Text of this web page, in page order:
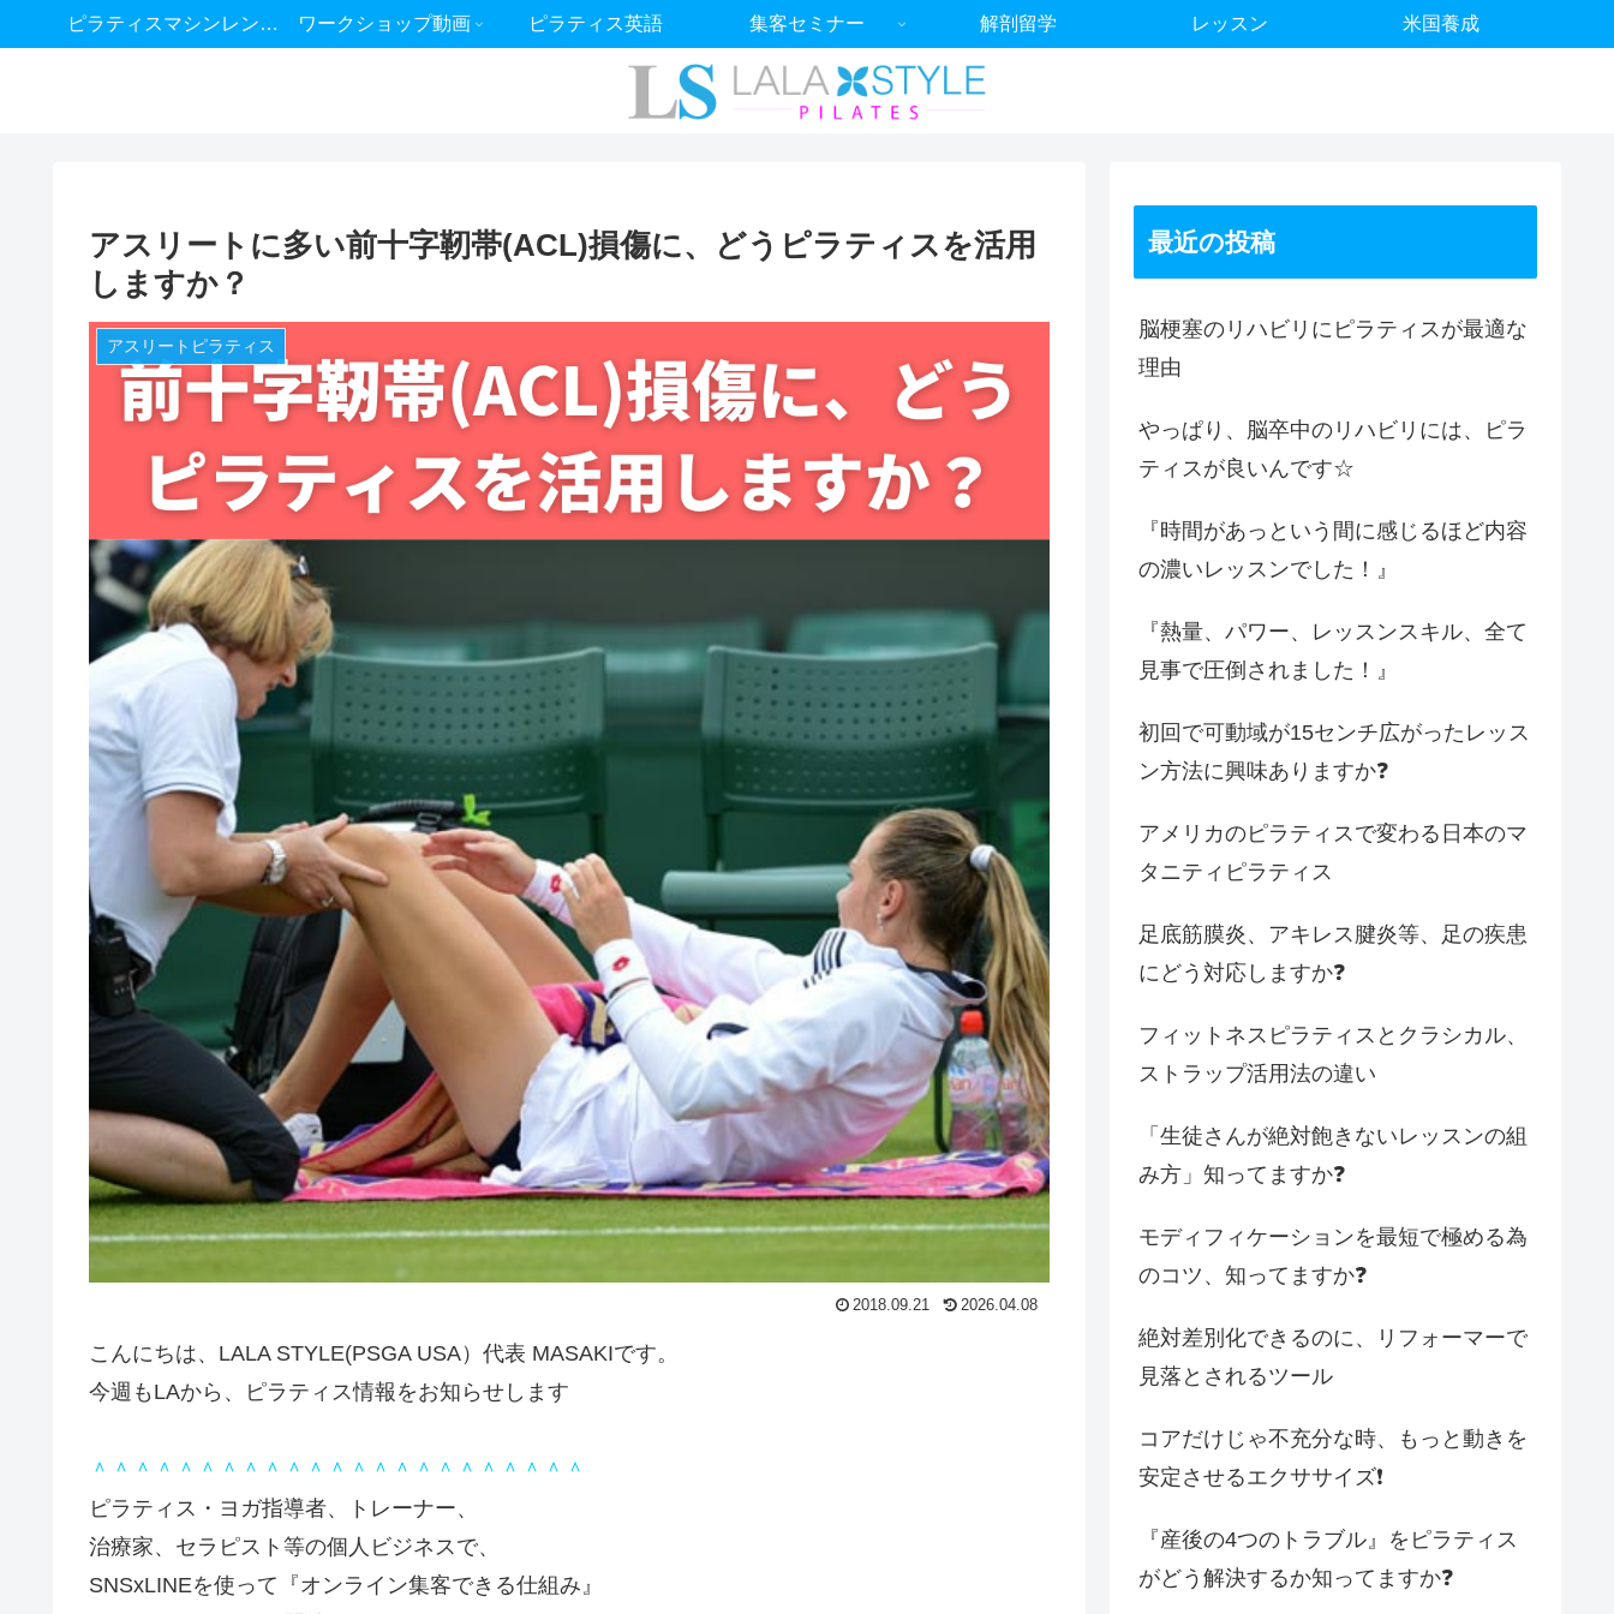
ピラティスマシンレンタル ワークショップ動画 ピラティス英語 集客セミナー 解剖留学 レッスン 米国養成
アスリートに多い前十字靭帯(ACL)損傷に、どうピラティスを活用
しますか？
アスリートピラティス
2018.09.21 2026.04.08
こんにちは、LALA STYLE(PSGA USA）代表 MASAKIです。
今週もLAから、ピラティス情報をお知らせします
＾＾＾＾＾＾＾＾＾＾＾＾＾＾＾＾＾＾＾＾＾＾＾
ピラティス・ヨガ指導者、トレーナー、
治療家、セラピスト等の個人ビジネスで、
SNSxLINEを使って『オンライン集客できる仕組み』
最近の投稿
脳梗塞のリハビリにピラティスが最適な
理由
やっぱり、脳卒中のリハビリには、ピラ
ティスが良いんです☆
『時間があっという間に感じるほど内容
の濃いレッスンでした！』
『熱量、パワー、レッスンスキル、全て
見事で圧倒されました！』
初回で可動域が15センチ広がったレッス
ン方法に興味ありますか❓
アメリカのピラティスで変わる日本のマ
タニティピラティス
足底筋膜炎、アキレス腱炎等、足の疾患
にどう対応しますか❓
フィットネスピラティスとクラシカル、
ストラップ活用法の違い
「生徒さんが絶対飽きないレッスンの組
み方」知ってますか❓
モディフィケーションを最短で極める為
のコツ、知ってますか❓
絶対差別化できるのに、リフォーマーで
見落とされるツール
コアだけじゃ不充分な時、もっと動きを
安定させるエクササイズ❗️
『産後の4つのトラブル』をピラティス
がどう解決するか知ってますか❓